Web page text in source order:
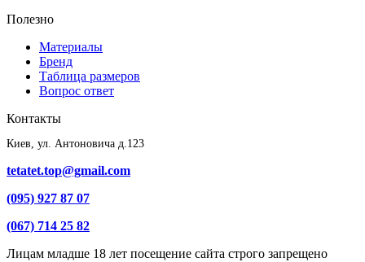
Полезно
Материалы
Бренд
Таблица размеров
Вопрос ответ
Контакты
Киев, ул. Антоновича д.123
tetatet.top@gmail.com
(095) 927 87 07
(067) 714 25 82
Лицам младше 18 лет посещение сайта строго запрещено